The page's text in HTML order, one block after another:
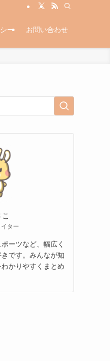
ー お問い合わせ
ター
ーツなど、幅広く
です。みんなが知
かりやすくまとめ